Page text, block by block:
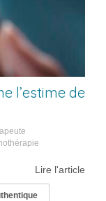
l’estime de
Lire l'article